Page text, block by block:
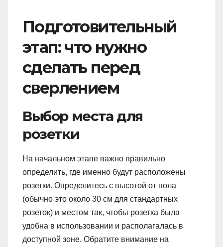
Подготовительный
этап: что нужно
сделать перед
сверлением
Выбор места для
розетки
На начальном этапе важно правильно
определить, где именно будут расположены
розетки. Определитесь с высотой от пола
(обычно это около 30 см для стандартных
розеток) и местом так, чтобы розетка была
удобна в использовании и располагалась в
доступной зоне. Обратите внимание на